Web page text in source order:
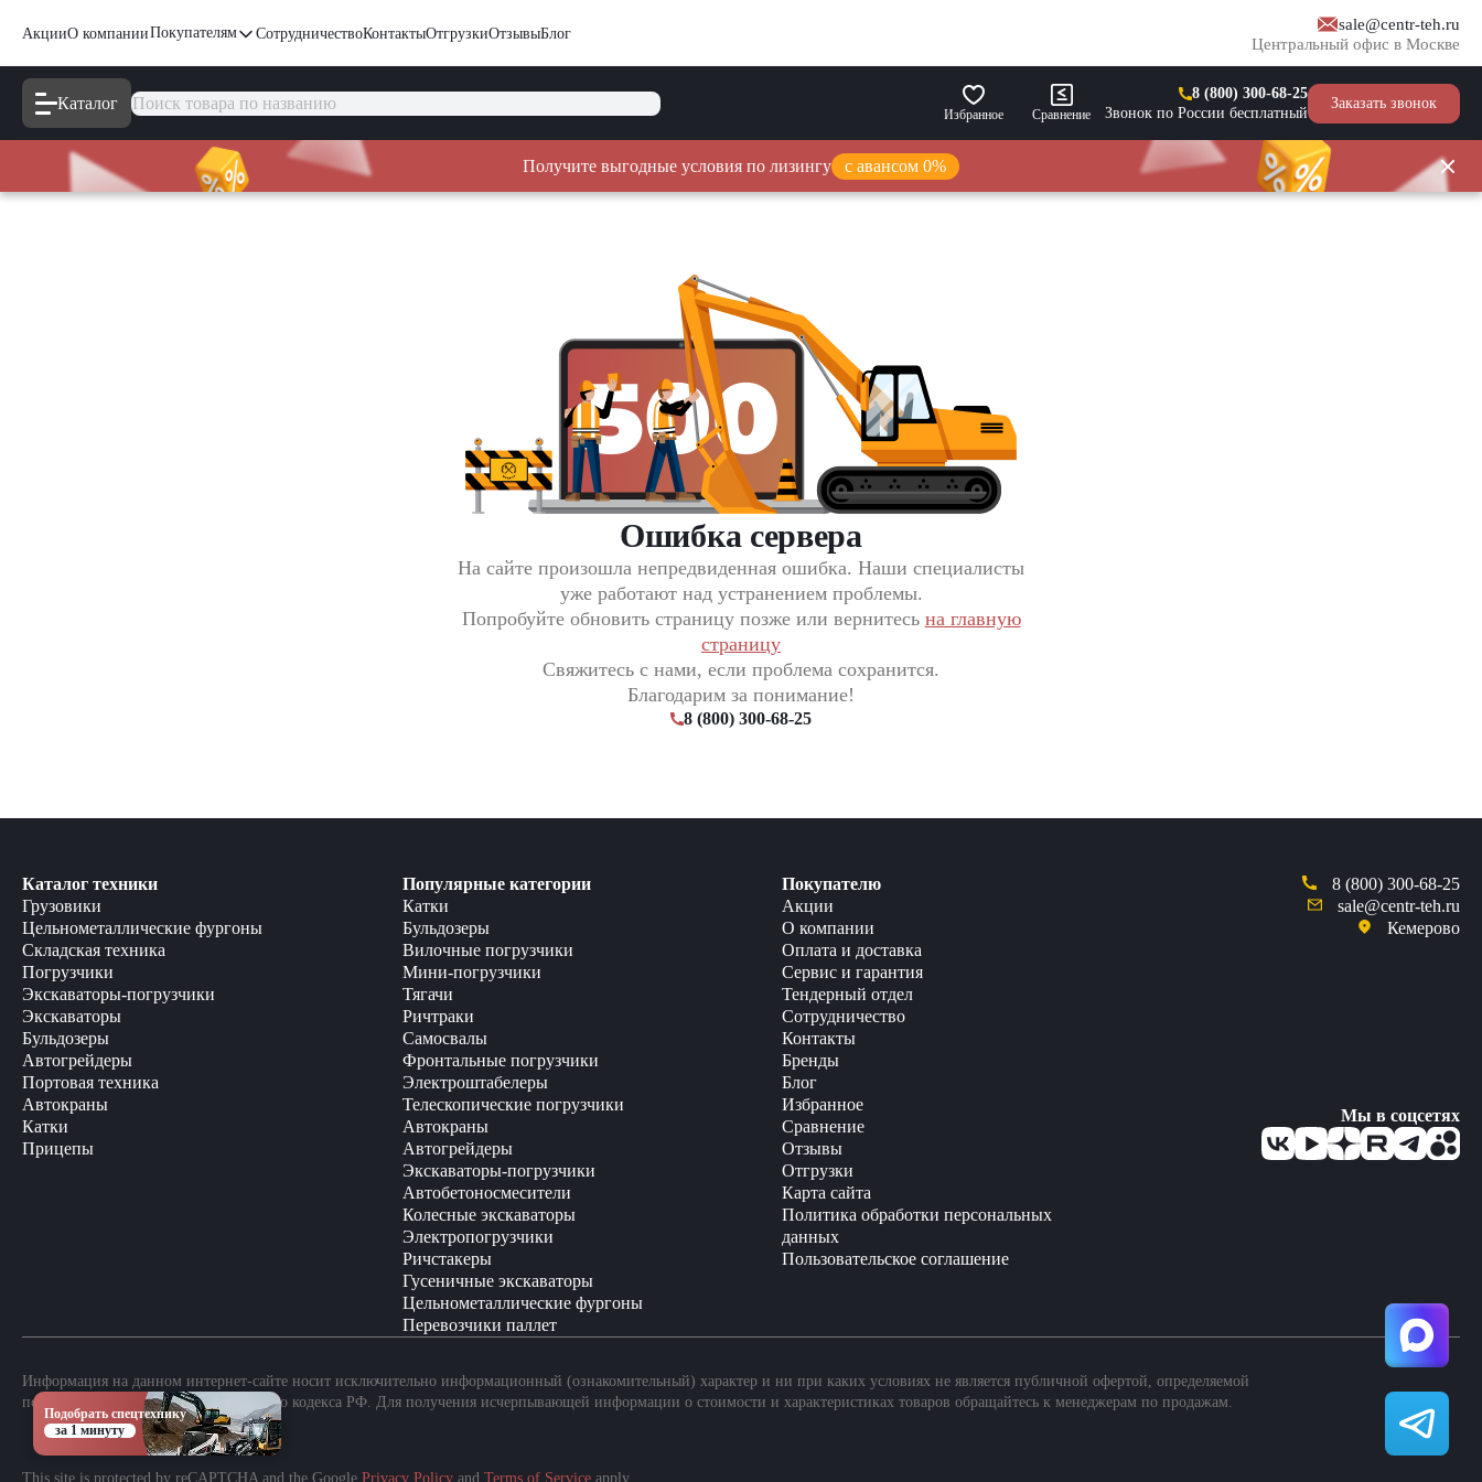
АкцииО компанииПокупателям СотрудничествоКонтактыОтгрузкиОтзывыБлог
sale@centr-teh.ru
Центральный офис в Москве
Каталог
Избранное Сравнение
8 (800) 300-68-25
Звонок по России бесплатный
Заказать звонок
Получите выгодные условия по лизингу с авансом 0%
Ошибка сервера
На сайте произошла непредвиденная ошибка. Наши специалисты
уже работают над устранением проблемы.
Попробуйте обновить страницу позже или вернитесь на главную
страницу
Свяжитесь с нами, если проблема сохранится.
Благодарим за понимание!
8 (800) 300-68-25
Каталог техники
Грузовики
Цельнометаллические фургоны
Складская техника
Погрузчики
Экскаваторы-погрузчики
Экскаваторы
Бульдозеры
Автогрейдеры
Портовая техника
Автокраны
Катки
Прицепы
Популярные категории
Катки
Бульдозеры
Вилочные погрузчики
Мини-погрузчики
Тягачи
Ричтраки
Самосвалы
Фронтальные погрузчики
Электроштабелеры
Телескопические погрузчики
Автокраны
Автогрейдеры
Экскаваторы-погрузчики
Автобетоносмесители
Колесные экскаваторы
Электропогрузчики
Ричстакеры
Гусеничные экскаваторы
Цельнометаллические фургоны
Перевозчики паллет
Покупателю
Акции
О компании
Оплата и доставка
Сервис и гарантия
Тендерный отдел
Сотрудничество
Контакты
Бренды
Блог
Избранное
Сравнение
Отзывы
Отгрузки
Карта сайта
Политика обработки персональных
данных
Пользовательское соглашение
8 (800) 300-68-25
sale@centr-teh.ru
Кемерово
Мы в соцсетях
Информация на данном интернет-сайте носит исключительно информационный (ознакомительный) характер и ни при каких условиях не является публичной офертой, определяемой
положениями Статьи 437 Гражданского кодекса РФ. Для получения исчерпывающей информации о стоимости и характеристиках товаров обращайтесь к менеджерам по продажам.
This site is protected by reCAPTCHA and the Google Privacy Policy and Terms of Service apply.
Подобрать спецтехнику
за 1 минуту